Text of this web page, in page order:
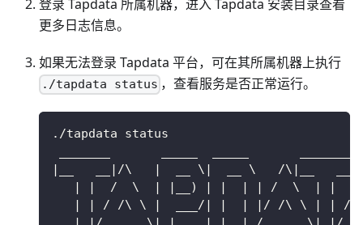
登录 Tapdata 所属机器，进入 Tapdata 安装目录查看
更多日志信息。
如果无法登录 Tapdata 平台，可在其所属机器上执行
./tapdata status ，查看服务是否正常运行。
./tapdata status
|__   __|/\   |  __ \|  __ \   /\|__
| |  /  \  | |__) | |  | | /  \  | |
| | / /\ \ |  ___/| |  | |/ /\ \ | |